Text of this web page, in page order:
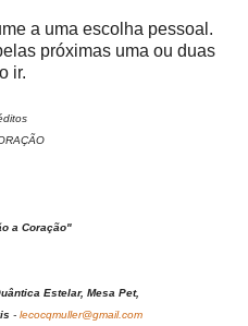
a uma escolha pessoal.
próximas uma ou duas
ir.
a Coração"
Estelar, Mesa Pet,
- lecocqmuller@gmail.com